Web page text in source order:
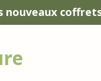
nouveaux